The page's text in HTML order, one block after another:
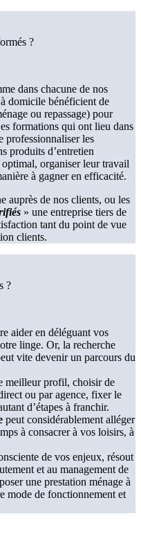
?
dans chacune de nos
domicile bénéficient de
ou repassage) pour
formations qui ont lieu dans
professionnaliser les
produits d’entretien
organiser leur travail
à gagner en efficacité.
auprès de nos clients, ou les
» une entreprise tiers de
tant du point de vue
clients.
?
aider en déléguant vos
linge. Or, la recherche
vite devenir un parcours du
meilleur profil, choisir de
ou par agence, fixer le
d’étapes à franchir.
peut considérablement alléger
à consacrer à vos loisirs, à
de vos enjeux, résout
et au management de
une prestation ménage à
mode de fonctionnement et